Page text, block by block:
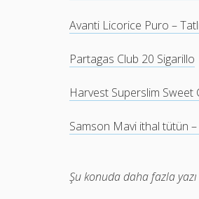
Avanti Licorice Puro –
Partagas Club 20 Sigarillo
Harvest Superslim Sweet
Samson Mavi ithal tütün
Şu konuda daha fazla